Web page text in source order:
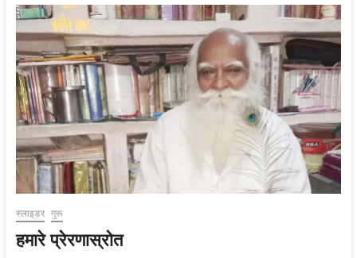
या
निष्कलंक
अवतार)
आगमन:
कब
आता
है
स्‍लाइडर गुरू
हमारे प्रेरणास्रोत